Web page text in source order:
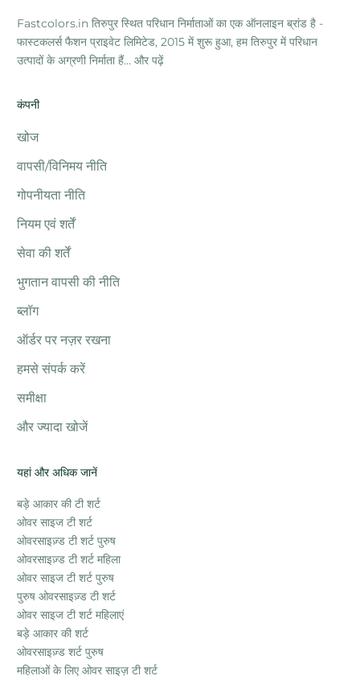
Fastcolors.in तिरुपुर स्थित परिधान निर्माताओं का एक ऑनलाइन ब्रांड है -
फास्टकलर्स फैशन प्राइवेट लिमिटेड, 2015 में शुरू हुआ, हम तिरुपुर में परिधान
उत्पादों के अग्रणी निर्माता हैं... और पढ़ें
कंपनी
खोज
वापसी/विनिमय नीति
गोपनीयता नीति
नियम एवं शर्तें
सेवा की शर्तें
भुगतान वापसी की नीति
ब्लॉग
ऑर्डर पर नज़र रखना
हमसे संपर्क करें
समीक्षा
और ज्यादा खोजें
यहां और अधिक जानें
बड़े आकार की टी शर्ट
ओवर साइज टी शर्ट
ओवरसाइज़्ड टी शर्ट पुरुष
ओवरसाइज़्ड टी शर्ट महिला
ओवर साइज टी शर्ट पुरुष
पुरुष ओवरसाइज़्ड टी शर्ट
ओवर साइज टी शर्ट महिलाएं
बड़े आकार की शर्ट
ओवरसाइज़्ड शर्ट पुरुष
महिलाओं के लिए ओवर साइज़ टी शर्ट